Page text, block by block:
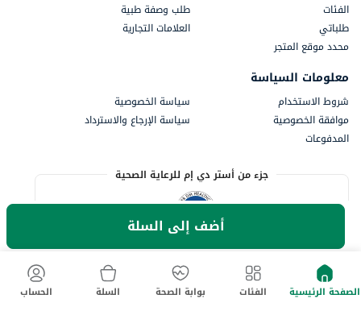
أضف إلى السلة
الفئات
طلب وصفة طبية
طلباتي
العلامات التجارية
محدد موقع المتجر
معلومات السياسة
شروط الاستخدام
سياسة الخصوصية
موافقة الخصوصية
سياسة الإرجاع والاسترداد
المدفوعات
جزء من أستر دي إم للرعاية الصحية
الصفحة الرئيسية الفئات بوابة الصحة السلة الحساب